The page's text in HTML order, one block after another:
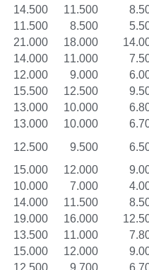
14.500
17.500
11.500
14.500
21.000
24.000
14.000
17.000
12.000
15.000
15.500
18.500
13.000
16.000
13.000
16.000
12.500
15.500
15.000
18.000
10.000
13.000
14.000
17.000
19.000
22.000
13.500
16.500
15.000
18.000